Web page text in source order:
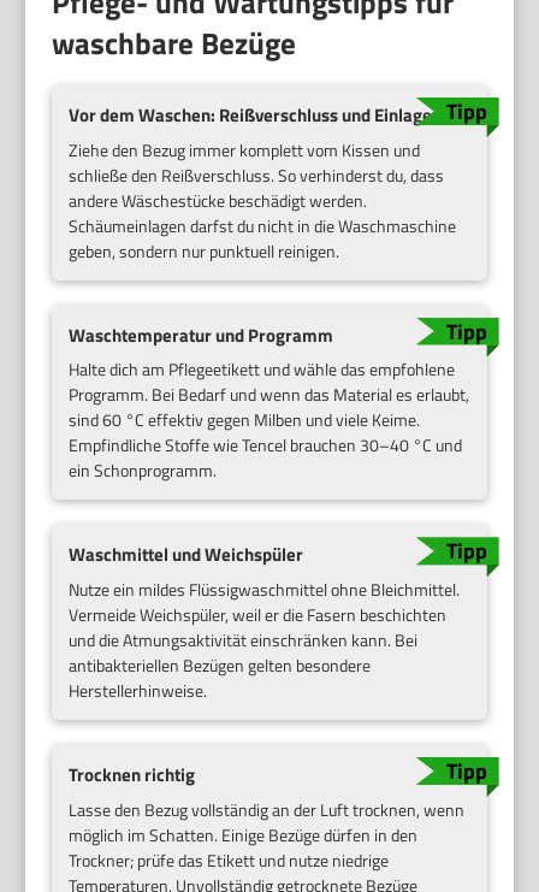
waschbare Bezüge
Vor dem Waschen: Reißverschluss und Einlage
Ziehe den Bezug immer komplett vom Kissen und
schließe den Reißverschluss. So verhinderst du, dass
andere Wäschestücke beschädigt werden.
Schäumeinlagen darfst du nicht in die Waschmaschine
geben, sondern nur punktuell reinigen.
Waschtemperatur und Programm
Halte dich am Pflegeetikett und wähle das empfohlene
Programm. Bei Bedarf und wenn das Material es erlaubt,
sind 60 °C effektiv gegen Milben und viele Keime.
Empfindliche Stoffe wie Tencel brauchen 30–40 °C und
ein Schonprogramm.
Waschmittel und Weichspüler
Nutze ein mildes Flüssigwaschmittel ohne Bleichmittel.
Vermeide Weichspüler, weil er die Fasern beschichten
und die Atmungsaktivität einschränken kann. Bei
antibakteriellen Bezügen gelten besondere
Herstellerhinweise.
Trocknen richtig
Lasse den Bezug vollständig an der Luft trocknen, wenn
möglich im Schatten. Einige Bezüge dürfen in den
Trockner; prüfe das Etikett und nutze niedrige
Temperaturen. Unvollständig getrocknete Bezüge